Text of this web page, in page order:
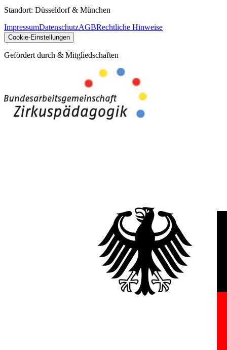
Standort: Düsseldorf & München
ImpressumDatenschutzAGBRechtliche Hinweise
Cookie-Einstellungen
Gefördert durch & Mitgliedschaften